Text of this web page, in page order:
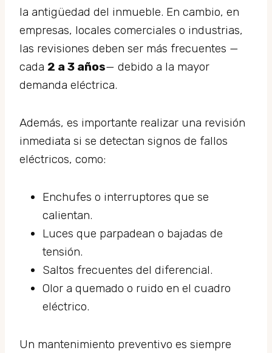
la antigüedad del inmueble. En cambio, en
empresas, locales comerciales o industrias,
las revisiones deben ser más frecuentes —
cada 2 a 3 años— debido a la mayor
demanda eléctrica.
Además, es importante realizar una revisión
inmediata si se detectan signos de fallos
eléctricos, como:
Enchufes o interruptores que se
calientan.
Luces que parpadean o bajadas de
tensión.
Saltos frecuentes del diferencial.
Olor a quemado o ruido en el cuadro
eléctrico.
Un mantenimiento preventivo es siempre